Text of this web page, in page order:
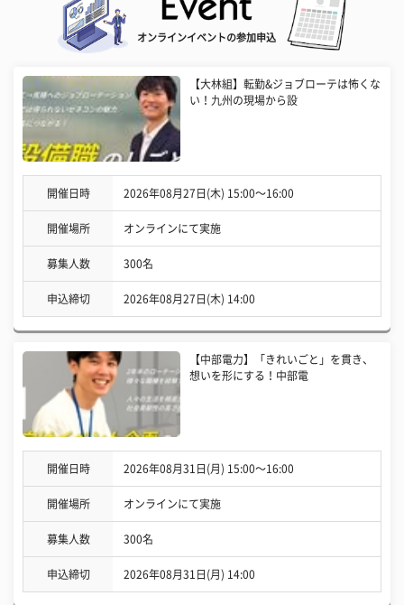
オンラインイベントの参加申込
【大林組】転勤&ジョブローテは怖くな
い！九州の現場から設
開催日時 2026年08月27日(木) 15:00〜16:00
開催場所 オンラインにて実施
募集人数 300名
申込締切 2026年08月27日(木) 14:00
【中部電力】「きれいごと」を貫き、
想いを形にする！中部電
開催日時 2026年08月31日(月) 15:00〜16:00
開催場所 オンラインにて実施
募集人数 300名
申込締切 2026年08月31日(月) 14:00